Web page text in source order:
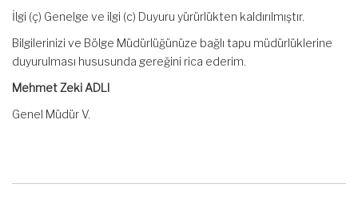
İlgi (ç) Genelge ve ilgi (c) Duyuru yürürlükten kaldırılmıştır.
Bilgilerinizi ve Bölge Müdürlüğünüze bağlı tapu müdürlüklerine
duyurulması hususunda gereğini rica ederim.
Mehmet Zeki ADLI
Genel Müdür V.